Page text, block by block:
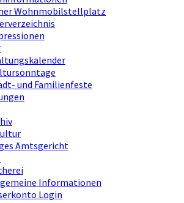
Wohnmobilstellplatz
und Familienfeste
Amtsgericht
Informationen
Login